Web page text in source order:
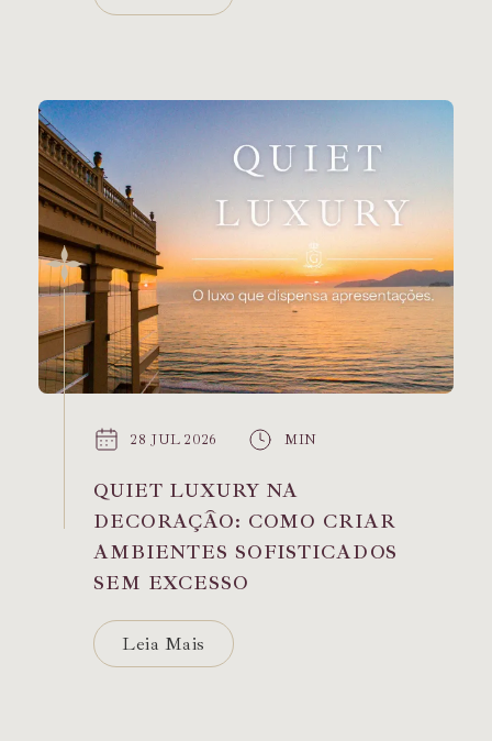
28 JUL 2026 MIN
QUIET LUXURY NA
DECORAÇÃO: COMO CRIAR
AMBIENTES SOFISTICADOS
SEM EXCESSO
Leia Mais